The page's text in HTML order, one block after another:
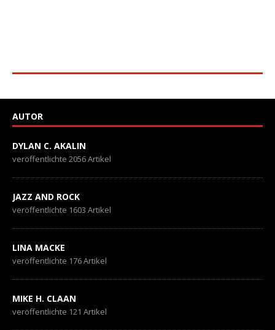
AUTOR
DYLAN C. AKALIN
veröffentlichte 2056 Artikel
JAZZ AND ROCK
veröffentlichte 1603 Artikel
LINA MACKE
veröffentlichte 176 Artikel
MIKE H. CLAAN
veröffentlichte 121 Artikel